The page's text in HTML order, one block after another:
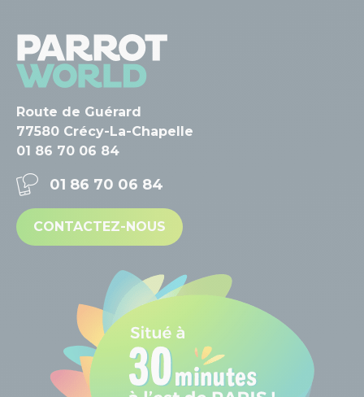
Route de Guérard
77580 Crécy-La-Chapelle
01 86 70 06 84
01 86 70 06 84
CONTACTEZ-NOUS